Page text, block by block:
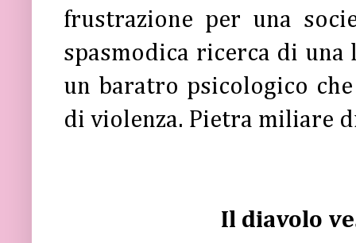
frustrazione per una
spasmodica ricerca di
un baratro psicologico
di violenza. Pietra miliare
Il diavolo